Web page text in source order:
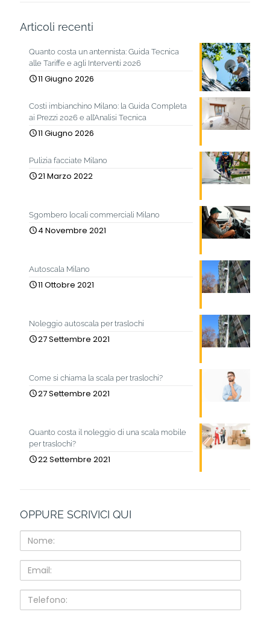
Articoli recenti
Quanto costa un antennista: Guida Tecnica
alle Tariffe e agli Interventi 2026
11 Giugno 2026
Costi imbianchino Milano: la Guida Completa
ai Prezzi 2026 e all’Analisi Tecnica
11 Giugno 2026
Pulizia facciate Milano
21 Marzo 2022
Sgombero locali commerciali Milano
4 Novembre 2021
Autoscala Milano
11 Ottobre 2021
Noleggio autoscala per traslochi
27 Settembre 2021
Come si chiama la scala per traslochi?
27 Settembre 2021
Quanto costa il noleggio di una scala mobile
per traslochi?
22 Settembre 2021
OPPURE SCRIVICI QUI
Nome:
Email:
Telefono: